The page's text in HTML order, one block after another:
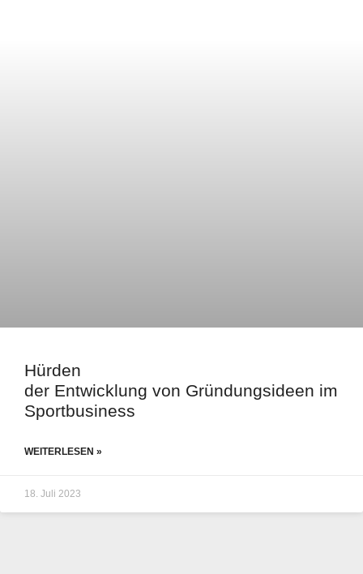
Hürden
der Entwicklung von Gründungsideen im
Sportbusiness
WEITERLESEN »
18. Juli 2023